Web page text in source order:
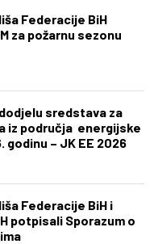
Federacije BiH
za požarnu sezonu
dodjelu sredstava za
iz područja energijske
– JK EE 2026
Federacije BiH i
potpisali Sporazum o